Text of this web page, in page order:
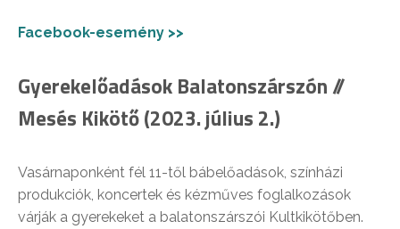
Facebook-esemény >>
Gyerekelőadások Balatonszárszón //
Mesés Kikötő (2023. július 2.)
Vasárnaponként fél 11-től bábelőadások, színházi
produkciók, koncertek és kézműves foglalkozások
várják a gyerekeket a balatonszárszói Kultkikötőben.